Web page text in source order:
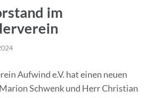
im
Aufwind e.V. hat einen neuen
Schwenk und Herr Christian